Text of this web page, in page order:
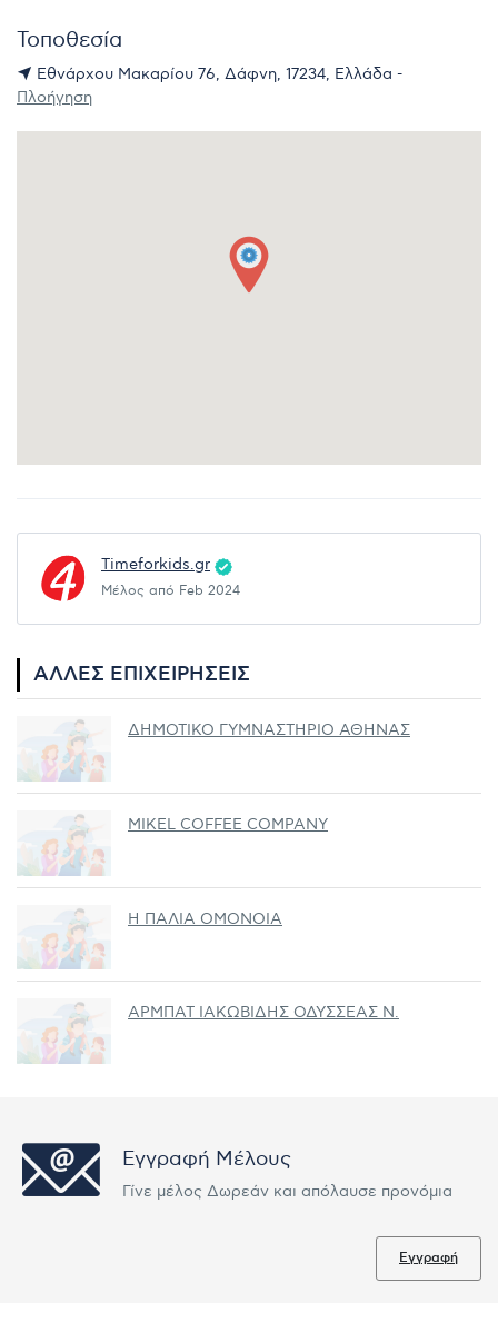
Τοποθεσία
Εθνάρχου Μακαρίου 76, Δάφνη, 17234, Ελλάδα -
Πλοήγηση
Timeforkids.gr
Μέλος από Feb 2024
ΆΛΛΕΣ ΕΠΙΧΕΙΡΉΣΕΙΣ
ΔΗΜΟΤΙΚΟ ΓΥΜΝΑΣΤΗΡΙΟ ΑΘΗΝΑΣ
MIKEL COFFEE COMPANY
Η ΠΑΛΙΑ ΟΜΟΝΟΙΑ
ΑΡΜΠΑΤ ΙΑΚΩΒΙΔΗΣ ΟΔΥΣΣΕΑΣ Ν.
Εγγραφή Μέλους
Γίνε μέλος Δωρεάν και απόλαυσε προνόμια
Εγγραφή